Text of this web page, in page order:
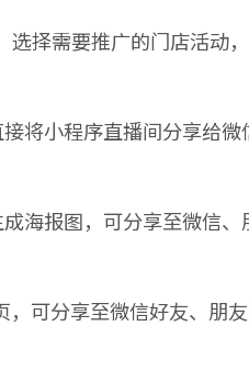
选择需要推广的门店活动
将小程序直播间分享给
海报图，可分享至微信
，可分享至微信好友、朋